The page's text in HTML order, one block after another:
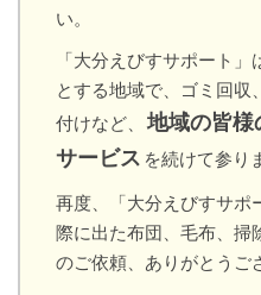
い。
「大分えびすサポート
とする地域で、ゴミ回収
付けなど、
地域の皆様
サービス を続けて参り
再度、「大分えびすサポ
際に出た布団、毛布、掃
のご依頼、ありがとうご